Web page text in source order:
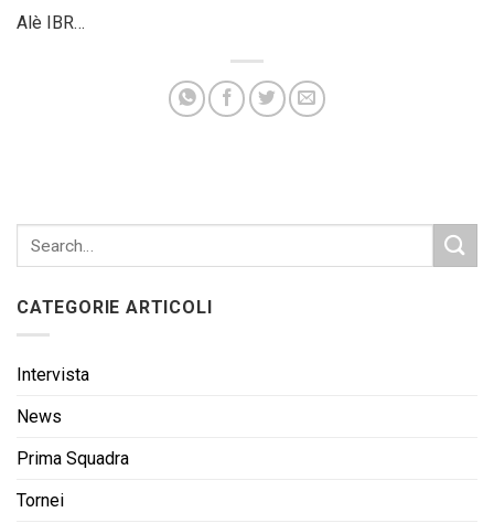
Alè IBR…
CATEGORIE ARTICOLI
Intervista
News
Prima Squadra
Tornei